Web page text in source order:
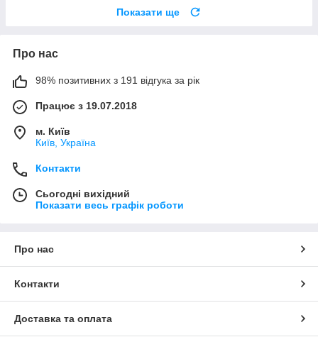
Показати ще
Про нас
98% позитивних з 191 відгука за рік
Працює з 19.07.2018
м. Київ
Київ, Україна
Контакти
Сьогодні вихідний
Показати весь графік роботи
Про нас
Контакти
Доставка та оплата